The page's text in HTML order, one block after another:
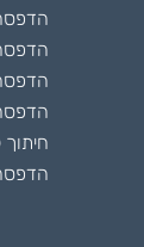
חיתוך